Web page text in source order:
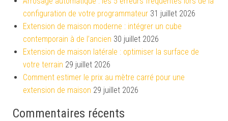
configuration de votre programmateur 31 juillet 2026
Extension de maison moderne : intégrer un cube
contemporain à de l’ancien 30 juillet 2026
Extension de maison latérale : optimiser la surface de
votre terrain 29 juillet 2026
Comment estimer le prix au mètre carré pour une
extension de maison 29 juillet 2026
Commentaires récents